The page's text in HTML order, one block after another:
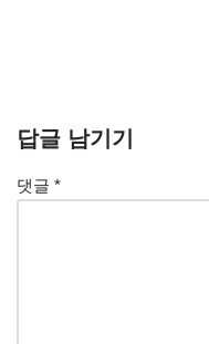
답글 남기기
댓글 *